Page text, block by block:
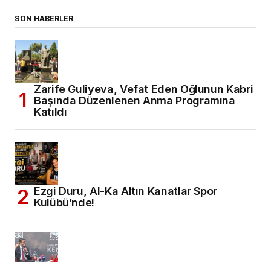
SON HABERLER
Zarife Guliyeva, Vefat Eden Oğlunun Kabri
Başında Düzenlenen Anma Programına
Katıldı
Ezgi Duru, Al-Ka Altın Kanatlar Spor
Kulübü’nde!